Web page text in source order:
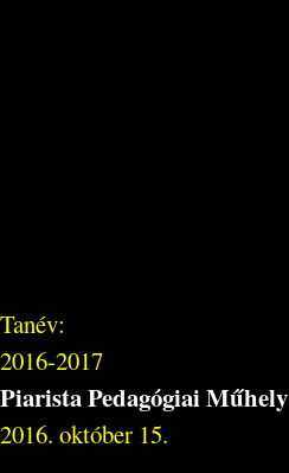
Tanév:
2016-2017
Piarista Pedagógiai Műhely
2016. október 15.